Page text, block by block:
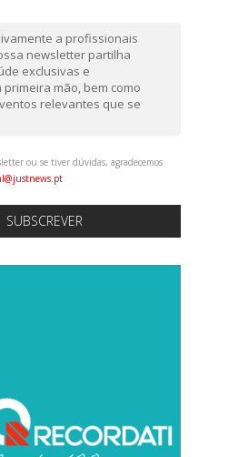
a profissionais
newsletter partilha
exclusivas e
mão, bem como
relevantes que se
ou se tiver dúvidas, agradecemos
SUBSCREVER